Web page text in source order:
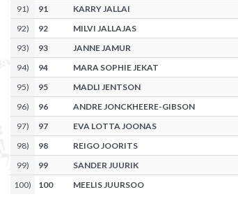
91) 91 KARRY JALLAI
92) 92 MILVI JALLAJAS
93) 93 JANNE JAMUR
94) 94 MARA SOPHIE JEKAT
95) 95 MADLI JENTSON
96) 96 ANDRE JONCKHEERE-GIBSON
97) 97 EVA LOTTA JOONAS
98) 98 REIGO JOORITS
99) 99 SANDER JUURIK
100) 100 MEELIS JUURSOO